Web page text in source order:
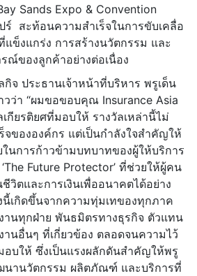
Sands Expo & Convention
ร์ สะท้อนความสำเร็จในการขับเคลื่อ
แข็งแกร่ง การสร้างนวัตกรรม และ
รณ์ของลูกค้าอย่างต่อเนื่อง
จ ประธานเจ้าหน้าที่บริหาร พรูเด็น
วว่า “ผมขอขอบคุณ Insurance Asia
กียรติยศที่มอบให้ รางวัลเหล่านี้ไม่
จขององค์กร แต่เป็นกำลังใจสำคัญให้
นการก้าวข้ามบทบาทของผู้ให้บริการ
Future Protector’ ที่ช่วยให้ผู้คน
วิตและการเงินเพื่ออนาคตได้อย่าง
นี้เกิดขึ้นจากความทุ่มเทของทุกภาค
านทุกฝ่าย พันธมิตรทางธุรกิจ ตัวแทน
านอื่นๆ ที่เกี่ยวข้อง ตลอดจนความไว้
อบให้ ซึ่งเป็นแรงผลักดันสำคัญให้พรู
นานวัตกรรม ผลิตภัณฑ์ และบริการที่